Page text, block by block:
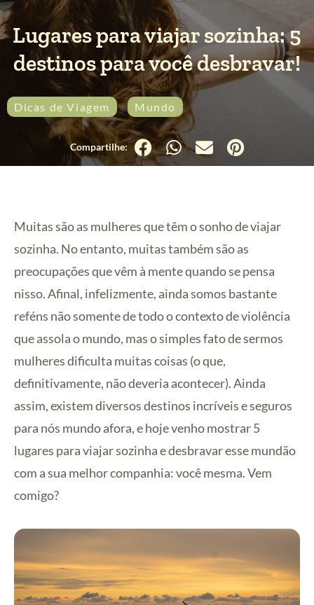
Lugares para viajar sozinha: 5
destinos para você desbravar!
Dicas de Viagem Mundo
Muitas são as mulheres que têm o sonho de viajar
sozinha. No entanto, muitas também são as
preocupações que vêm à mente quando se pensa
nisso. Afinal, infelizmente, ainda somos bastante
reféns não somente de todo o contexto de violência
que assola o mundo, mas o simples fato de sermos
mulheres dificulta muitas coisas (o que,
definitivamente, não deveria acontecer). Ainda
assim, existem diversos destinos incríveis e seguros
para nós mundo afora, e hoje venho mostrar 5
lugares para viajar sozinha e desbravar esse mundão
com a sua melhor companhia: você mesma. Vem
comigo?